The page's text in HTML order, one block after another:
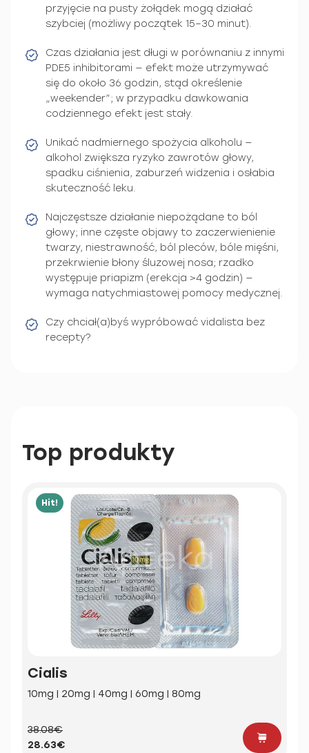
przyjęcie na pusty żołądek mogą działać
szybciej (możliwy początek 15–30 minut).
Czas działania jest długi w porównaniu z innymi
PDE5 inhibitorami — efekt może utrzymywać
się do około 36 godzin, stąd określenie
„weekender”; w przypadku dawkowania
codziennego efekt jest stały.
Unikać nadmiernego spożycia alkoholu —
alkohol zwiększa ryzyko zawrotów głowy,
spadku ciśnienia, zaburzeń widzenia i osłabia
skuteczność leku.
Najczęstsze działanie niepożądane to ból
głowy; inne częste objawy to zaczerwienienie
twarzy, niestrawność, ból pleców, bóle mięśni,
przekrwienie błony śluzowej nosa; rzadko
występuje priapizm (erekcja >4 godzin) —
wymaga natychmiastowej pomocy medycznej.
Czy chciał(a)byś wypróbować vidalista bez
recepty?
Top produkty
Hit!
Cialis
10mg | 20mg | 40mg | 60mg | 80mg
38.08€
28.63€